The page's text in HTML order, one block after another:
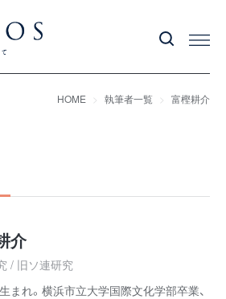
HOME 執筆者一覧 富樫耕介
介
/ 旧ソ連研究
まれ。横浜市立大学国際文化学部卒業、